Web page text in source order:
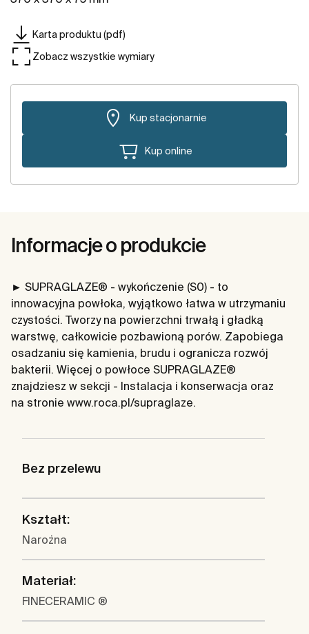
Karta produktu (pdf)
Zobacz wszystkie wymiary
Kup stacjonarnie
Kup online
Informacje o produkcie
► SUPRAGLAZE® - wykończenie (S0) - to
innowacyjna powłoka, wyjątkowo łatwa w utrzymaniu
czystości. Tworzy na powierzchni trwałą i gładką
warstwę, całkowicie pozbawioną porów. Zapobiega
osadzaniu się kamienia, brudu i ogranicza rozwój
bakterii. Więcej o powłoce SUPRAGLAZE®
znajdziesz w sekcji - Instalacja i konserwacja oraz
na stronie www.roca.pl/supraglaze.
Bez przelewu
Kształt:
Narożna
Materiał:
FINECERAMIC ®